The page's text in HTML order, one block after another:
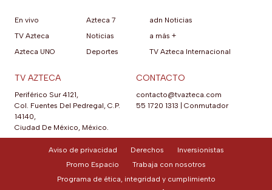
En vivo
TV Azteca
Azteca UNO
Azteca 7
Noticias
Deportes
adn Noticias
a más +
TV Azteca Internacional
TV AZTECA
Periférico Sur 4121,
Col. Fuentes Del Pedregal, C.P.
14140,
Ciudad De México, México.
CONTACTO
contacto@tvazteca.com
55 1720 1313
Conmutador
Aviso de privacidad Derechos
Inversionistas
Promo Espacio
Trabaja con nosotros
Programa de ética, integridad y cumplimiento